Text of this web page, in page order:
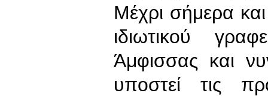
Μέχρι σήμερα
ιδιωτικού
Άμφισσας και
υποστεί τις